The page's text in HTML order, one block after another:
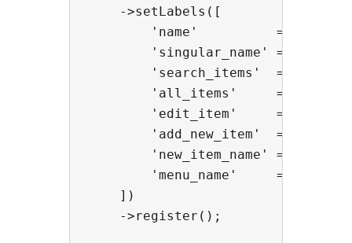
    ->setLabels([
'name'          =>
'singular_name' =>
'search_items'  =>
'all_items'     =>
'edit_item'     =>
'add_new_item'  =>
'new_item_name' =>
'menu_name'     =>
    ])